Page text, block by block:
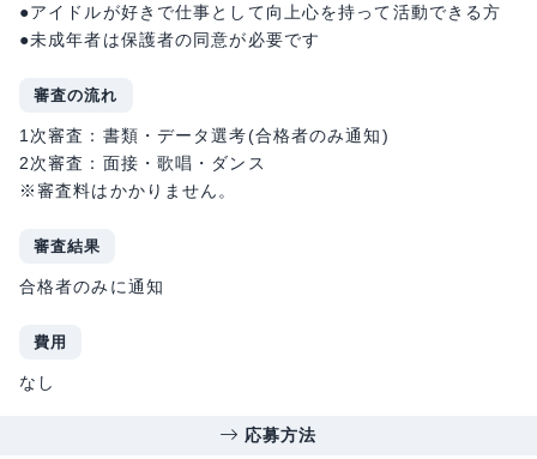
●アイドルが好きで仕事として向上心を持って活動できる方
●未成年者は保護者の同意が必要です
審査の流れ
1次審査：書類・データ選考(合格者のみ通知)
2次審査：面接・歌唱・ダンス
※審査料はかかりません。
審査結果
合格者のみに通知
費用
なし
応募方法